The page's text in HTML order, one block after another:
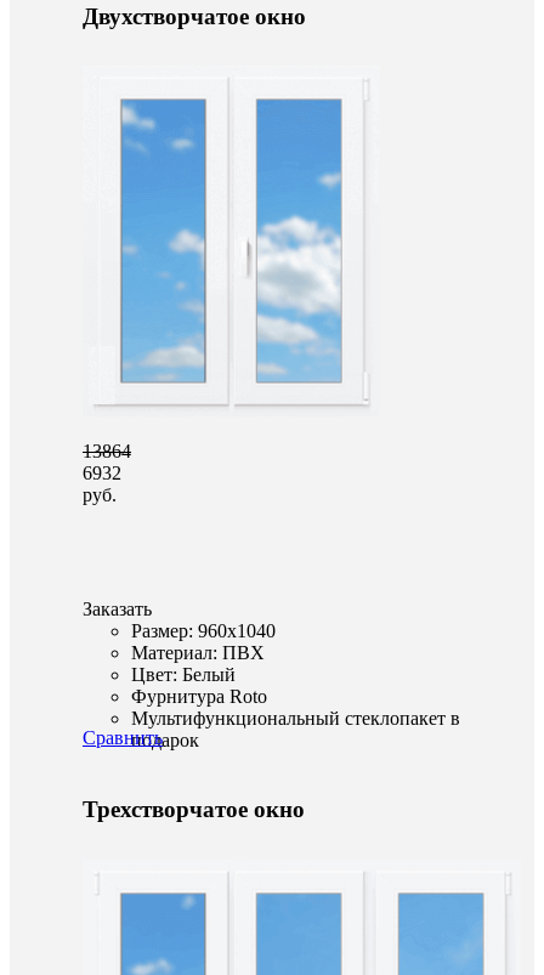
Двухстворчатое окно
13864
6932
руб.
Заказать
Размер: 960x1040
Материал: ПВХ
Цвет: Белый
Фурнитура Roto
Мультифункциональный стеклопакет в
подарок
Сравнить
Трехстворчатое окно